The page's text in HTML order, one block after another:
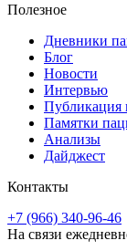
Полезное
Дневники
Блог
Новости
Интервью
Памятки
Анализы
Дайджест
Контакты
+7 (966) 340-96-46
На связи